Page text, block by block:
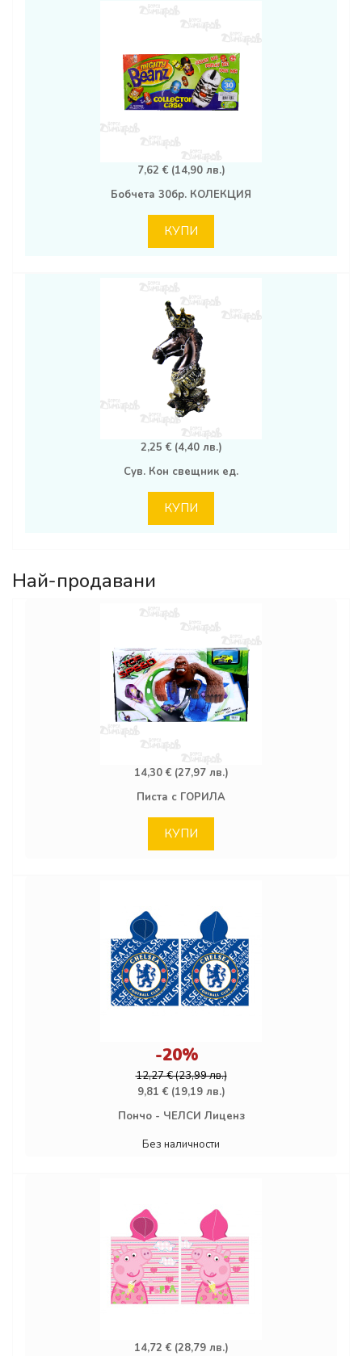
7,62 € (14,90 лв.)
Бобчета 30бр. КОЛЕКЦИЯ
КУПИ
2,25 € (4,40 лв.)
Сув. Кон свещник ед.
КУПИ
Най-продавани
14,30 € (27,97 лв.)
Писта с ГОРИЛА
КУПИ
-20%
12,27 € (23,99 лв.)
9,81 € (19,19 лв.)
Пончо - ЧЕЛСИ Лиценз
Без наличности
14,72 € (28,79 лв.)